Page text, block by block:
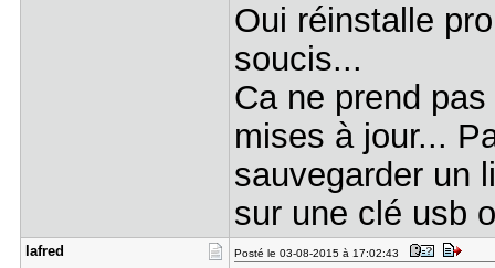
Oui réinstalle
soucis...
Ca ne prend
mises à jour...
sauvegarder un
sur une clé usb
lafred Posté le 03-08-2015 à 17:02:43